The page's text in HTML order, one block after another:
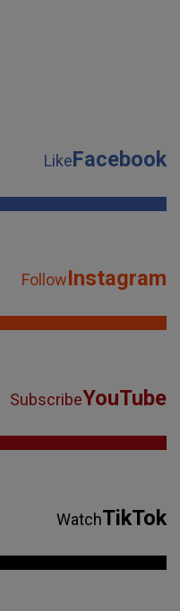
LikeFacebook
FollowInstagram
SubscribeYouTube
WatchTikTok